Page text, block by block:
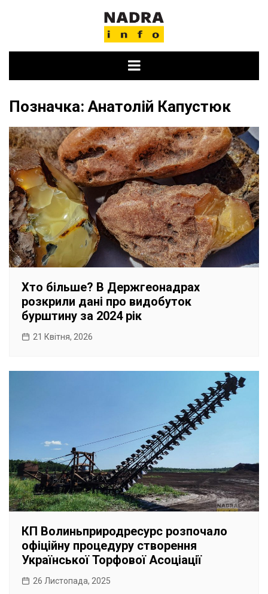
Позначка: Анатолій Капустюк
Хто більше? В Держгеонадрах
розкрили дані про видобуток
бурштину за 2024 рік
21 Квітня, 2026
КП Волиньприродресурс розпочало
офіційну процедуру створення
Української Торфової Асоціації
26 Листопада, 2025